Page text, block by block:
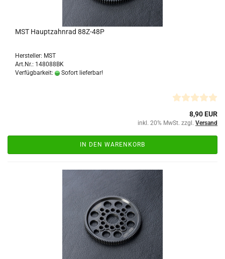
MST Hauptzahnrad 88Z-48P
Hersteller: MST
Art.Nr.: 148088BK
Verfügbarkeit:
Sofort lieferbar!
8,90 EUR
inkl. 20% MwSt. zzgl. Versand
IN DEN WARENKORB